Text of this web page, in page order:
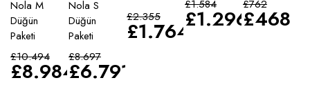
Nola M
Düğün
Paketi
£10.494
£8.984
Nola S
Düğün
Paketi
£8.697
£6.791
£2.355
£1.764
£1.584
£1.296
£762
£468